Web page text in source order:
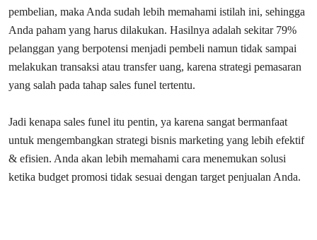
pembelian, maka Anda sudah lebih memahami istilah ini, sehingga
Anda paham yang harus dilakukan. Hasilnya adalah sekitar 79%
pelanggan yang berpotensi menjadi pembeli namun tidak sampai
melakukan transaksi atau transfer uang, karena strategi pemasaran
yang salah pada tahap sales funel tertentu.
Jadi kenapa sales funel itu pentin, ya karena sangat bermanfaat
untuk mengembangkan strategi bisnis marketing yang lebih efektif
& efisien. Anda akan lebih memahami cara menemukan solusi
ketika budget promosi tidak sesuai dengan target penjualan Anda.